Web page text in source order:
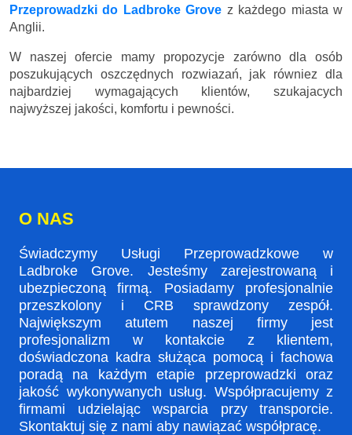
Przeprowadzki do Ladbroke Grove z każdego miasta w
Anglii.
W naszej ofercie mamy propozycje zarówno dla osób
poszukujących oszczędnych rozwiazań, jak równiez dla
najbardziej wymagających klientów, szukajacych
najwyższej jakości, komfortu i pewności.
O NAS
Świadczymy Usługi Przeprowadzkowe w
Ladbroke Grove. Jesteśmy zarejestrowaną i
ubezpieczoną firmą. Posiadamy profesjonalnie
przeszkolony i CRB sprawdzony zespół.
Największym atutem naszej firmy jest
profesjonalizm w kontakcie z klientem,
doświadczona kadra służąca pomocą i fachowa
poradą na każdym etapie przeprowadzki oraz
jakość wykonywanych usług. Współpracujemy z
firmami udzielając wsparcia przy transporcie.
Skontaktuj się z nami aby nawiązać współpracę.